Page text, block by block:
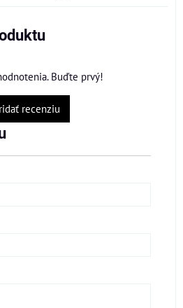
Buďte prvý!
recenziu